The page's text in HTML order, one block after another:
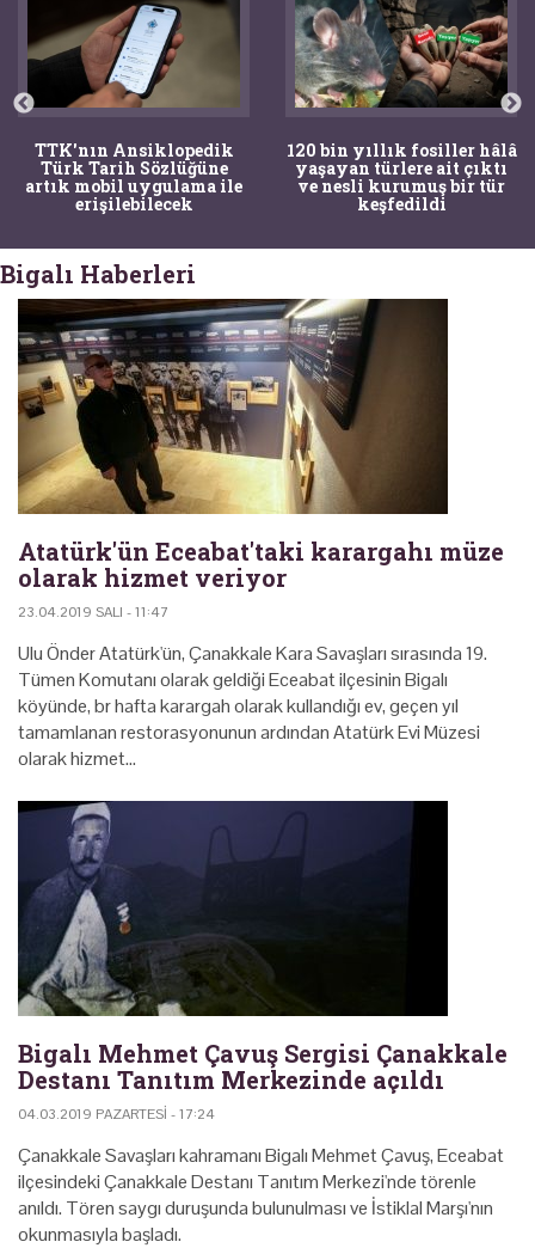
TTK'nın Ansiklopedik
Türk Tarih Sözlüğüne
artık mobil uygulama ile
erişilebilecek
120 bin yıllık fosiller hâlâ
yaşayan türlere ait çıktı
ve nesli kurumuş bir tür
keşfedildi
Bigalı Haberleri
Atatürk'ün Eceabat'taki karargahı müze
olarak hizmet veriyor
23.04.2019 SALI - 11:47
Ulu Önder Atatürk'ün, Çanakkale Kara Savaşları sırasında 19.
Tümen Komutanı olarak geldiği Eceabat ilçesinin Bigalı
köyünde, br hafta karargah olarak kullandığı ev, geçen yıl
tamamlanan restorasyonunun ardından Atatürk Evi Müzesi
olarak hizmet…
Bigalı Mehmet Çavuş Sergisi Çanakkale
Destanı Tanıtım Merkezinde açıldı
04.03.2019 PAZARTESI - 17:24
Çanakkale Savaşları kahramanı Bigalı Mehmet Çavuş, Eceabat
ilçesindeki Çanakkale Destanı Tanıtım Merkezi'nde törenle
anıldı. Tören saygı duruşunda bulunulması ve İstiklal Marşı'nın
okunmasıyla başladı.